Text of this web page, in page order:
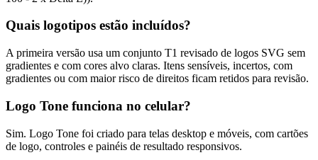
Quais logotipos estão incluídos?
A primeira versão usa um conjunto T1 revisado de logos SVG sem
gradientes e com cores alvo claras. Itens sensíveis, incertos, com
gradientes ou com maior risco de direitos ficam retidos para revisão.
Logo Tone funciona no celular?
Sim. Logo Tone foi criado para telas desktop e móveis, com cartões
de logo, controles e painéis de resultado responsivos.